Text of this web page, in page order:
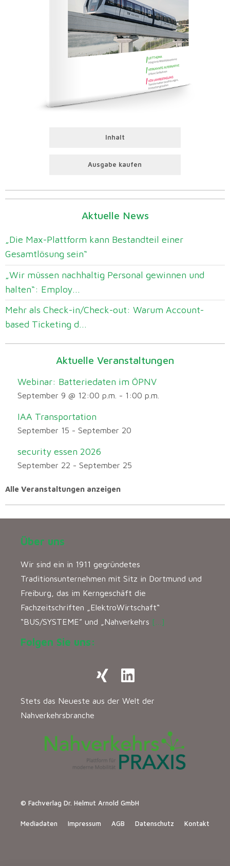
Inhalt
Ausgabe kaufen
Aktuelle News
„Die Max-Plattform kann Bestandteil einer
Gesamtlösung sein“
„Wir müssen nachhaltig Personal gewinnen und
halten“: Employ...
Mehr als Check-in/Check-out: Warum Account-
based Ticketing d...
Aktuelle Veranstaltungen
Webinar: Batteriedaten im ÖPNV
September 9 @ 12:00 p.m. - 1:00 p.m.
IAA Transportation
September 15 - September 20
security essen 2026
September 22 - September 25
Alle Veranstaltungen anzeigen
Über uns
Wir sind ein in 1911 gegründetes
Traditionsunternehmen mit Sitz in Dortmund und
Freiburg, das im Kerngeschäft die
Fachzeitschriften „ElektroWirtschaft“
“BUS/SYSTEME” und „Nahverkehrs […]
Folgen Sie uns:
Stets das Neueste aus der Welt der
Nahverkehrsbranche
© Fachverlag Dr. Helmut Arnold GmbH
Mediadaten Impressum AGB Datenschutz Kontakt